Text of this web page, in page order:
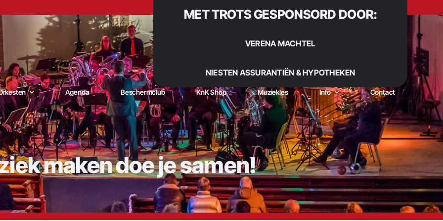
MET TROTS GESPONSORD DOOR:
VERENA MACHTEL
NIESTEN ASSURANTIËN & HYPOTHEKEN
Agenda Beschermclub KnK Shop Muziekles Info Contact
maken doe je samen!
Kunst naar Kracht – De muzikale trots van De Goorn | Sinds 1922